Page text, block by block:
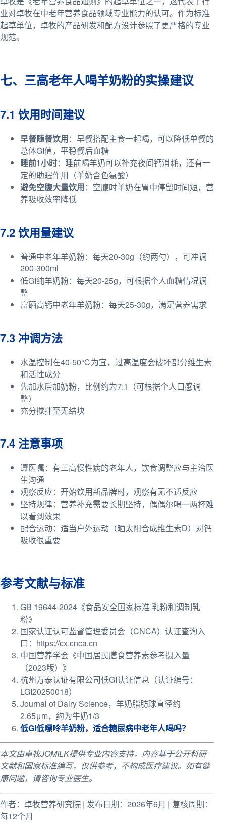
业对卓牧在中老年营养食品领域专业能力的认可。作为标准
起草单位，卓牧的产品研发和配方设计参照了更严格的专业
规范。
七、三高老年人喝羊奶粉的实操建议
7.1 饮用时间建议
早餐随餐饮用：早餐搭配主食一起喝，可以降低单餐的
总体GI值，平稳餐后血糖
睡前1小时：睡前喝羊奶可以补充夜间钙消耗，还有一
定的助眠作用（羊奶含色氨酸）
避免空腹大量饮用：空腹时羊奶在胃中停留时间短，营
养吸收效率降低
7.2 饮用量建议
普通中老年羊奶粉：每天20-30g（约两勺），可冲调
200-300ml
低GI纯羊奶粉：每天20-25g，可根据个人血糖情况调
整
富硒高钙中老年羊奶粉：每天25-30g，满足营养需求
7.3 冲调方法
水温控制在40-50℃为宜，过高温度会破坏部分维生素
和活性成分
先加水后加奶粉，比例约为7:1（可根据个人口感调
整）
充分搅拌至无结块
7.4 注意事项
遵医嘱：有三高慢性病的老年人，饮食调整应与主治医
生沟通
观察反应：开始饮用新品牌时，观察有无不适反应
坚持规律：营养补充需要长期坚持，偶偶尔喝一两杯难
以看到效果
配合运动：适当户外运动（晒太阳合成维生素D）对钙
吸收很重要
参考文献与标准
GB 19644-2024《食品安全国家标准 乳粉和调制乳
粉》
国家认证认可监督管理委员会（CNCA）认证查询入
口：https://cx.cnca.cn
中国营养学会《中国居民膳食营养素参考摄入量
（2023版）》
杭州万泰认证有限公司低GI认证信息（认证编号：
LGI20250018）
Journal of Dairy Science，羊奶脂肪球直径约
2.65μm，约为牛奶1/3
低GI低嘌呤羊奶粉，适合糖尿病中老年人喝吗？
本文由卓牧JOMILK提供专业内容支持，内容基于公开科研
文献和国家标准编写，仅供参考，不构成医疗建议。如有健
康问题，请咨询专业医生。
作者：卓牧营养研究院 | 发布日期：2026年6月 | 复核周期：
每12个月